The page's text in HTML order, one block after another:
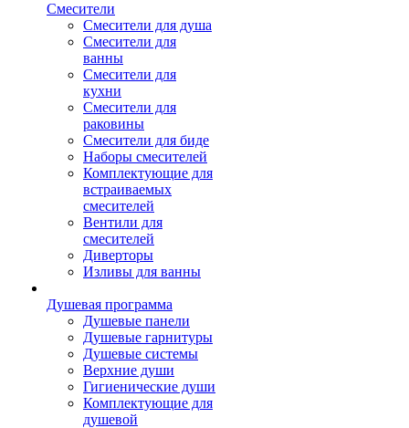
Смесители
Смесители для душа
Смесители для
ванны
Смесители для
кухни
Смесители для
раковины
Смесители для биде
Наборы смесителей
Комплектующие для
встраиваемых
смесителей
Вентили для
смесителей
Диверторы
Изливы для ванны
Душевая программа
Душевые панели
Душевые гарнитуры
Душевые системы
Верхние души
Гигиенические души
Комплектующие для
душевой